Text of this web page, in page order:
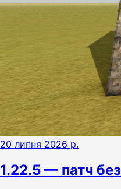
20 липня 2026 р.
1.22.5 — патч